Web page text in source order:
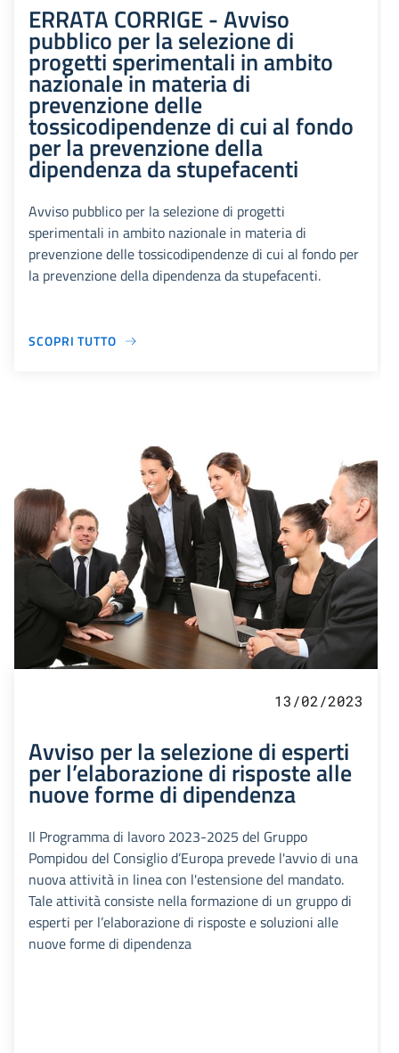
ERRATA CORRIGE - Avviso
pubblico per la selezione di
progetti sperimentali in ambito
nazionale in materia di
prevenzione delle
tossicodipendenze di cui al fondo
per la prevenzione della
dipendenza da stupefacenti
Avviso pubblico per la selezione di progetti
sperimentali in ambito nazionale in materia di
prevenzione delle tossicodipendenze di cui al fondo per
la prevenzione della dipendenza da stupefacenti.
SCOPRI TUTTO
13/02/2023
Avviso per la selezione di esperti
per l’elaborazione di risposte alle
nuove forme di dipendenza
Il Programma di lavoro 2023-2025 del Gruppo
Pompidou del Consiglio d’Europa prevede l'avvio di una
nuova attività in linea con l'estensione del mandato.
Tale attività consiste nella formazione di un gruppo di
esperti per l’elaborazione di risposte e soluzioni alle
nuove forme di dipendenza